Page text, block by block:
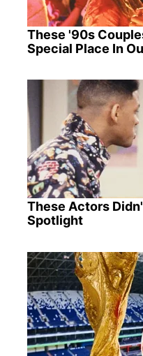
These '90s
Special Place In
These Actors
Spotlight